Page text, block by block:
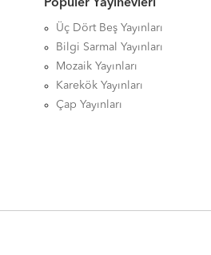
Popüler Yayınevleri
Üç Dört Beş Yayınları
Bilgi Sarmal Yayınları
Mozaik Yayınları
Karekök Yayınları
Çap Yayınları